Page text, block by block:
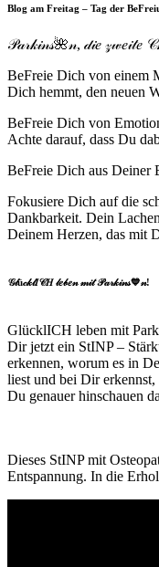
Blog am Freitag – Tag der
𝒫𝒶𝓇𝓀𝒾𝓃𝓈🌺𝓃, 𝒹𝒾𝑒 𝓏𝓌𝑒𝒾𝓉𝑒
BeFreie Dich von einem
Dich hemmt, den neuen
BeFreie Dich von
Achte darauf, dass Du
BeFreie Dich aus Deiner
Fokusiere Dich auf die
Dankbarkeit. Dein
Deinem Herzen, das mit
𝒢𝓁ü𝒸𝓀𝓁𝐼𝒞𝐻 𝓁𝑒𝒷𝑒𝓃 𝓂𝒾𝓉 𝒫𝒶𝓇𝓀𝒾𝓃𝓈💙𝓃!
GlücklICH leben mit
Dir jetzt ein StINP –
erkennen, worum es in
liest und bei Dir
Du genauer hinschauen
Dieses StINP mit
Entspannung. In die